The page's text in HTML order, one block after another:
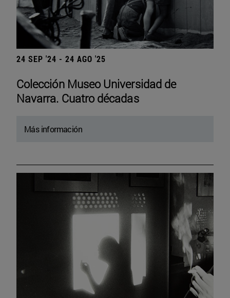
24 SEP '24 - 24 AGO '25
Colección Museo Universidad de
Navarra. Cuatro décadas
Más información